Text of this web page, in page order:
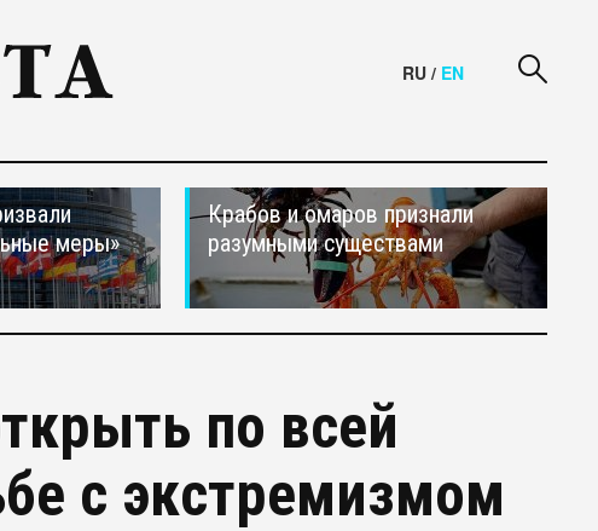
RU / EN
меры»
Крабов и омаров признали
разумными существами
по всей
с экстремизмом